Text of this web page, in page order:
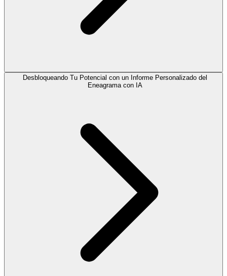
Desbloqueando Tu Potencial con un Informe Personalizado del
Eneagrama con IA